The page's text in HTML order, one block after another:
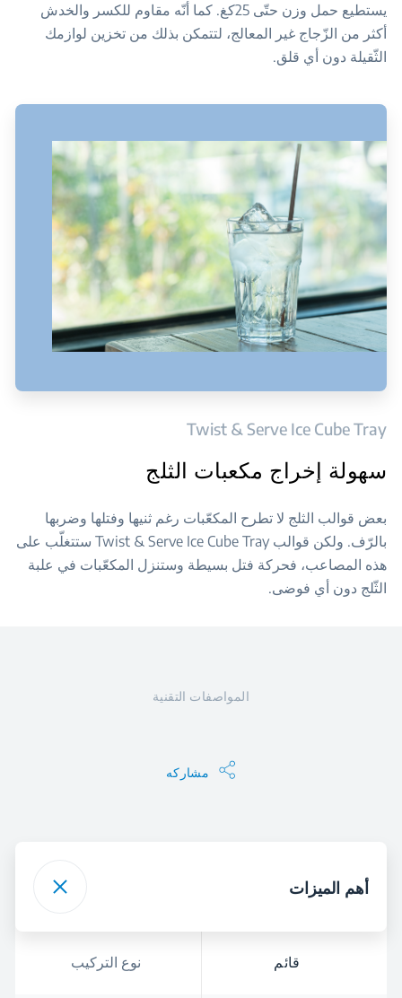
يستطيع حمل وزن حتّى 25كغ. كما أنّه مقاوم للكسر والخدش
أكثر من الزّجاج غير المعالج، لتتمكن بذلك من تخزين لوازمك
الثّقيلة دون أي قلق.
Twist & Serve Ice Cube Tray
سهولة إخراج مكعبات الثلج
بعض قوالب الثلج لا تطرح المكعّبات رغم ثنيها وفتلها وضربها
بالرّف. ولكن قوالب Twist & Serve Ice Cube Tray ستتغلّب على
هذه المصاعب، فحركة فتل بسيطة وستنزل المكعّبات في علبة
الثّلج دون أي فوضى.
المواصفات التقنية
مشاركه
أهم الميزات
نوع التركيب قائم